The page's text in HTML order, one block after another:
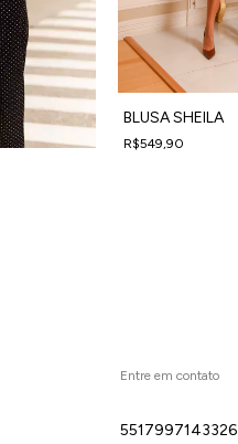
BLUSA SHEILA
R$549,90
Entre em contato
5517997143326